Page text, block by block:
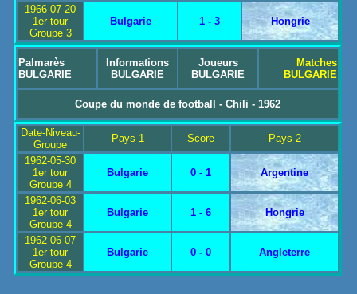
1966-07-20
1er tour
Groupe 3
Bulgarie 1 - 3 Hongrie
Palmarès
BULGARIE
Informations
BULGARIE
Joueurs
BULGARIE
Matches
BULGARIE
Coupe du monde de football - Chili - 1962
Date-Niveau-
Groupe
Pays 1 Score
Pays 2
1962-05-30
1er tour
Groupe 4
Bulgarie 0 - 1 Argentine
1962-06-03
1er tour
Groupe 4
Bulgarie 1 - 6 Hongrie
1962-06-07
1er tour
Groupe 4
Bulgarie 0 - 0 Angleterre